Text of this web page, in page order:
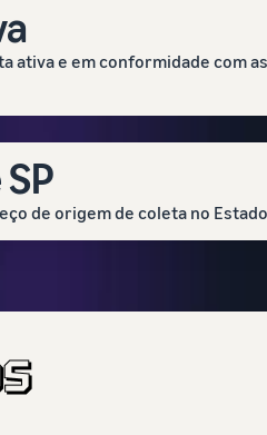
ativa e em conformidade com
de origem de coleta no